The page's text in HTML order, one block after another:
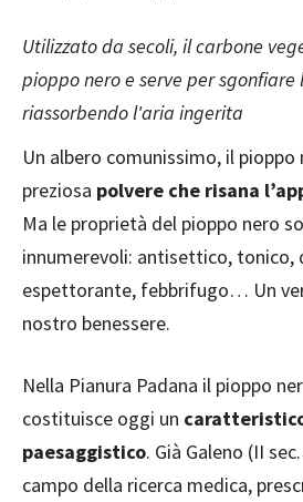
Utilizzato da secoli, il carbone
pioppo nero e serve per sgonfiare
riassorbendo l'aria ingerita
Un albero comunissimo, il pioppo
preziosa polvere che risana
Ma le proprietà del pioppo nero
innumerevoli: antisettico, tonico,
espettorante, febbrifugo… Un
nostro benessere.
Nella Pianura Padana il pioppo
costituisce oggi un
paesaggistico. Già Galeno (II
campo della ricerca medica,